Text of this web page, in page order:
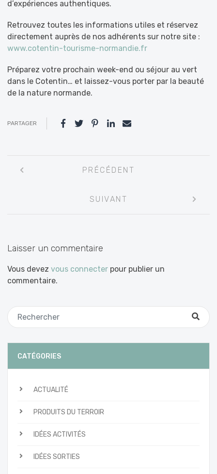
d’expériences authentiques.
Retrouvez toutes les informations utiles et réservez
directement auprès de nos adhérents sur notre site :
www.cotentin-tourisme-normandie.fr
Préparez votre prochain week-end ou séjour au vert
dans le Cotentin… et laissez-vous porter par la beauté
de la nature normande.
PARTAGER
entre
PRÉCÉDENT
SUIVANT
Laisser un commentaire
Vous devez vous connecter pour publier un
commentaire.
CATÉGORIES
ACTUALITÉ
PRODUITS DU TERROIR
IDÉES ACTIVITÉS
IDÉES SORTIES